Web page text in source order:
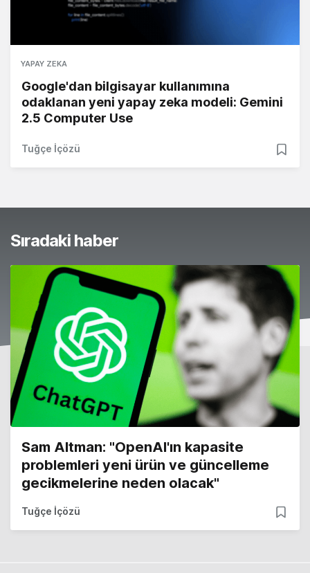
YAPAY ZEKA
Google'dan bilgisayar kullanımına
odaklanan yeni yapay zeka modeli: Gemini
2.5 Computer Use
Tuğçe İçözü
Sıradaki haber
Sam Altman: "OpenAI'ın kapasite
problemleri yeni ürün ve güncelleme
gecikmelerine neden olacak"
Tuğçe İçözü